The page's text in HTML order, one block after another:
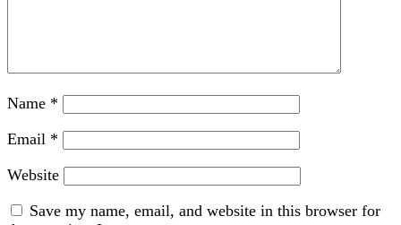
Name *
Email *
Website
Save my name, email, and website in this browser for